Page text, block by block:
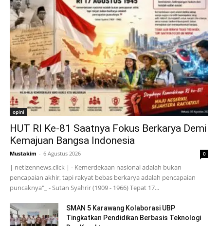
opini
HUT RI Ke-81 Saatnya Fokus Berkarya Demi
Kemajuan Bangsa Indonesia
Mustakim - 6 Agustus 2026 0
| netizennews.click | - Kemerdekaan nasional adalah bukan
pencapaian akhir, tapi rakyat bebas berkarya adalah pencapaian
puncaknya"_ - Sutan Syahrir (1909 - 1966) Tepat 17...
SMAN 5 Karawang Kolaborasi UBP
Tingkatkan Pendidikan Berbasis Teknologi